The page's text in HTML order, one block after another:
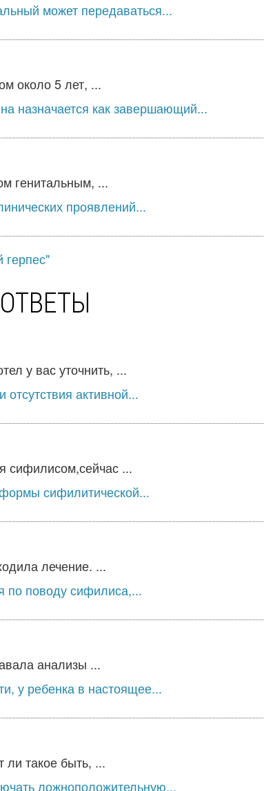
может передаваться...
около 5 лет, ...
назначается как завершающий...
генитальным, ...
проявлений...
герпес"
у вас уточнить, ...
активной...
сифилисом,сейчас ...
сифилитической...
лечение. ...
по поводу сифилиса,...
анализы ...
у ребенка в настоящее...
такое быть, ...
ложноположительную...